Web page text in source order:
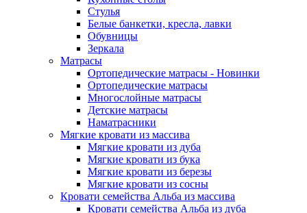
Стулья
Белые банкетки, кресла, лавки
Обувницы
Зеркала
Матрасы
Ортопедические матрасы - Новинки
Ортопедические матрасы
Многослойные матрасы
Детские матрасы
Наматрасники
Мягкие кровати из массива
Мягкие кровати из дуба
Мягкие кровати из бука
Мягкие кровати из березы
Мягкие кровати из сосны
Кровати семейства Альба из массива
Кровати семейства Альба из дуба